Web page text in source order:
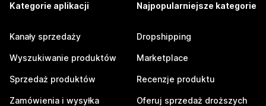
Kategorie aplikacji
Kanały sprzedaży
Wyszukiwanie produktów
Sprzedaż produktów
Zamówienia i wysyłka
Najpopularniejsze kategorie
Dropshipping
Marketplace
Recenzje produktu
Oferuj sprzedaż droższych